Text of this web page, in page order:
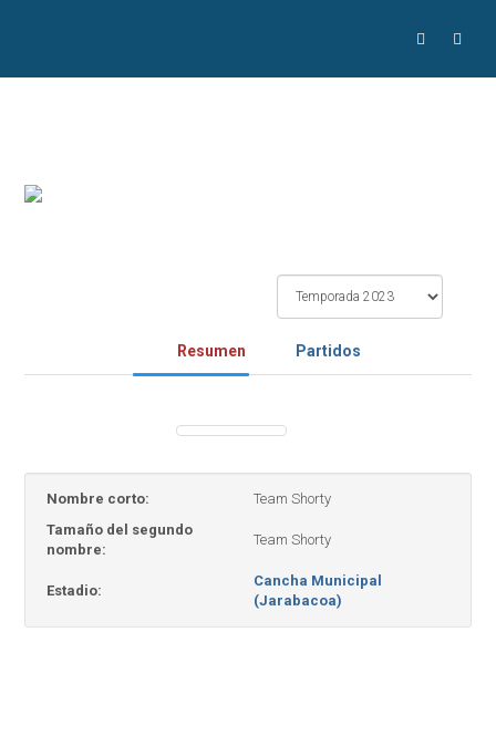
Resumen Partidos
Nombre corto:
Team Shorty
Tamaño del segundo
nombre:
Team Shorty
Estadio:
Cancha Municipal
(Jarabacoa)